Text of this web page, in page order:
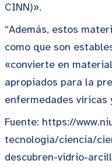
CINN)».
“Además, estos
como que son
«convierte en
apropiados para la
enfermedades víricas
Fuente: https://
tecnologia/ciencia/
descubren-vidrio-